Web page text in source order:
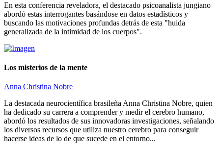
En esta conferencia reveladora, el destacado psicoanalista jungiano
abordó estas interrogantes basándose en datos estadísticos y
buscando las motivaciones profundas detrás de esta "huida
generalizada de la intimidad de los cuerpos".
Los misterios de la mente
Anna Christina Nobre
La destacada neurocientífica brasileña Anna Christina Nobre, quien
ha dedicado su carrera a comprender y medir el cerebro humano,
abordó los resultados de sus innovadoras investigaciones, señalando
los diversos recursos que utiliza nuestro cerebro para conseguir
hacerse ideas de lo de que sucede en el entorno...